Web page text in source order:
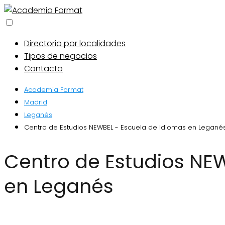
Directorio por localidades
Tipos de negocios
Contacto
Academia Format
Madrid
Leganés
Centro de Estudios NEWBEL - Escuela de idiomas en
Centro de Estudios NEWBEL - Escuela de idiomas
en Leganés